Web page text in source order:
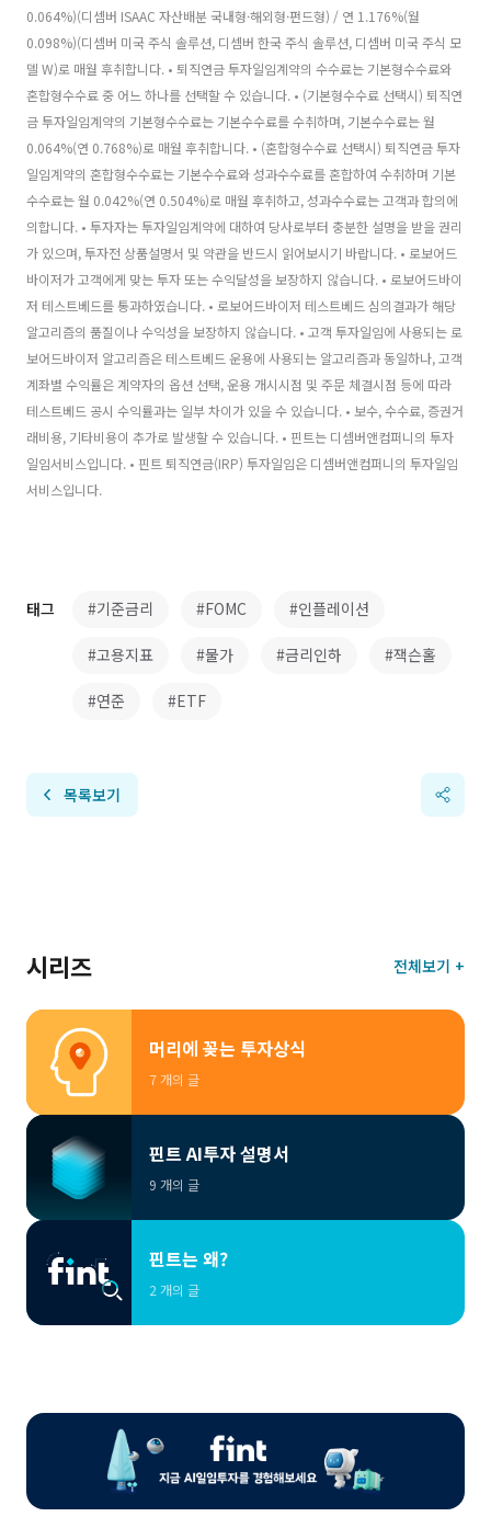
0.064%)(디셈버 ISAAC 자산배분 국내형·해외형·펀드형) / 연 1.176%(월
0.098%)(디셈버 미국 주식 솔루션, 디셈버 한국 주식 솔루션, 디셈버 미국 주식 모
델 W)로 매월 후취합니다. • 퇴직연금 투자일임계약의 수수료는 기본형수수료와
혼합형수수료 중 어느 하나를 선택할 수 있습니다. • (기본형수수료 선택시) 퇴직연
금 투자일임계약의 기본형수수료는 기본수수료를 수취하며, 기본수수료는 월
0.064%(연 0.768%)로 매월 후취합니다. • (혼합형수수료 선택시) 퇴직연금 투자
일임계약의 혼합형수수료는 기본수수료와 성과수수료를 혼합하여 수취하며 기본
수수료는 월 0.042%(연 0.504%)로 매월 후취하고, 성과수수료는 고객과 합의에
의합니다. • 투자자는 투자일임계약에 대하여 당사로부터 충분한 설명을 받을 권리
가 있으며, 투자전 상품설명서 및 약관을 반드시 읽어보시기 바랍니다. • 로보어드
바이저가 고객에게 맞는 투자 또는 수익달성을 보장하지 않습니다. • 로보어드바이
저 테스트베드를 통과하였습니다. • 로보어드바이저 테스트베드 심의결과가 해당
알고리즘의 품질이나 수익성을 보장하지 않습니다. • 고객 투자일임에 사용되는 로
보어드바이저 알고리즘은 테스트베드 운용에 사용되는 알고리즘과 동일하나, 고객
계좌별 수익률은 계약자의 옵션 선택, 운용 개시시점 및 주문 체결시점 등에 따라
테스트베드 공시 수익률과는 일부 차이가 있을 수 있습니다. • 보수, 수수료, 증권거
래비용, 기타비용이 추가로 발생할 수 있습니다. • 핀트는 디셈버앤컴퍼니의 투자
일임서비스입니다. • 핀트 퇴직연금(IRP) 투자일임은 디셈버앤컴퍼니의 투자일임
서비스입니다.
태그 #기준금리 #FOMC #인플레이션
#고용지표 #물가 #금리인하 #잭슨홀
#연준 #ETF
목록보기
시리즈 전체보기 +
머리에 꽂는 투자상식
7 개의 글
핀트 AI투자 설명서
9 개의 글
핀트는 왜?
2 개의 글